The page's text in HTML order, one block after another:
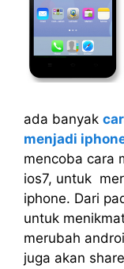
ada banyak
menjadi
mencoba cara
ios7, untuk
iphone. Dari
untuk
merubah
juga akan